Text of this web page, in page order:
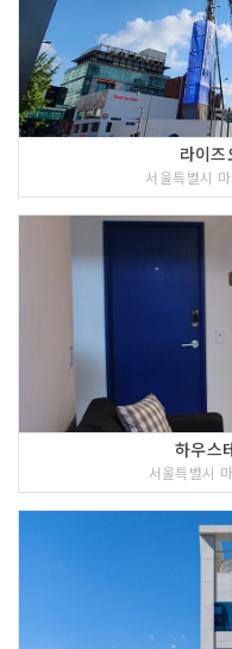
라이즈
서울특별시
하우스
서울특별시